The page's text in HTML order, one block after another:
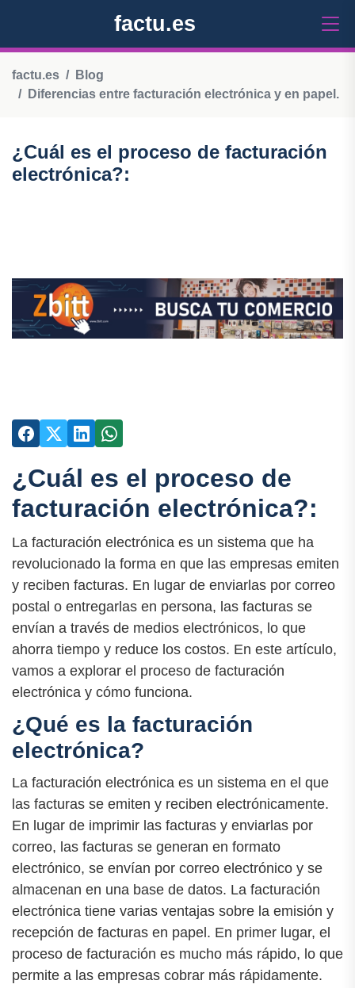
factu.es
factu.es
Blog
Diferencias entre facturación electrónica y en papel.
¿Cuál es el proceso de facturación
electrónica?:
¿Cuál es el proceso de
facturación electrónica?:
La facturación electrónica es un sistema que ha
revolucionado la forma en que las empresas emiten
y reciben facturas. En lugar de enviarlas por correo
postal o entregarlas en persona, las facturas se
envían a través de medios electrónicos, lo que
ahorra tiempo y reduce los costos. En este artículo,
vamos a explorar el proceso de facturación
electrónica y cómo funciona.
¿Qué es la facturación
electrónica?
La facturación electrónica es un sistema en el que
las facturas se emiten y reciben electrónicamente.
En lugar de imprimir las facturas y enviarlas por
correo, las facturas se generan en formato
electrónico, se envían por correo electrónico y se
almacenan en una base de datos. La facturación
electrónica tiene varias ventajas sobre la emisión y
recepción de facturas en papel. En primer lugar, el
proceso de facturación es mucho más rápido, lo que
permite a las empresas cobrar más rápidamente.